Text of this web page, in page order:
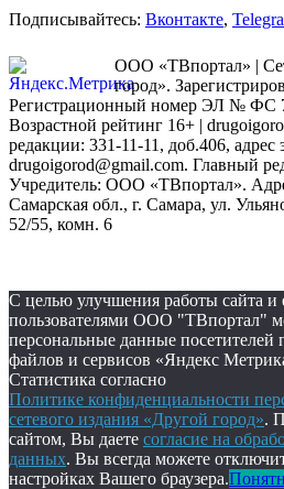
Подписывайтесь: Вконтакте,
ООО «ТВпортал» |
город».
Регистрационный номер ЭЛ № ФС
Возрастной рейтинг 16+ |
редакции: 331-11-11, доб.406,
drugoigorod@gmail.com. Главный
Учредитель: ООО «ТВпортал».
Самарская обл., г. Самара, ул.
52/55, комн. 6
С целью улучшения работы сайта и
пользователями ООО "ТВпортал"
персональные данные
файлов и сервисов «Яндекс
Статистика согласно
Политике конфиденциальности
сетевого издания «Другой город».
сайтом, Вы даете согласие на
данных. Вы всегда можете
настройках Вашего браузера.